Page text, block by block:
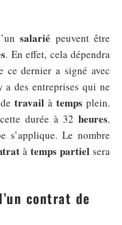
salarié peuvent être
. En effet, cela dépendra
ce dernier a signé avec
a des entreprises qui ne
de travailà temps plein.
durée à 32 heures.
s’applique. Le nombre
à temps partiel sera
contrat de